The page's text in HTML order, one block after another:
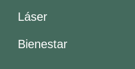
Láser
Bienestar